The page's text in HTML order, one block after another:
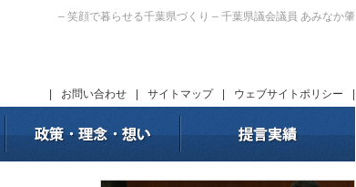
– 笑顔で暮らせる千葉県づくり – 千葉県議会議員 あみなか肇
お問い合わせ サイトマップ ウェブサイトポリシー